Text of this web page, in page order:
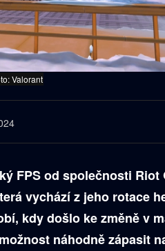
Valorant
FPS od společnosti Riot
vychází z jeho rotace
kdy došlo ke změně v
náhodně zápasit